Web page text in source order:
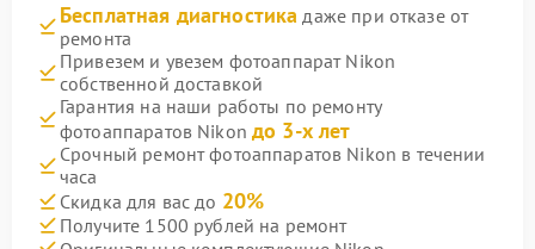
Бесплатная диагностика даже при отказе от
ремонта
Привезем и увезем фотоаппарат Nikon
собственной доставкой
Гарантия на наши работы по ремонту
фотоаппаратов Nikonдо 3-х лет
Срочный ремонт фотоаппаратов Nikon в течении
часа
Скидка для вас до 20%
Получите 1500 рублей на ремонт